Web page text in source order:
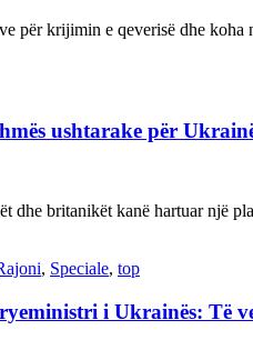
për krijimin e qeverisë dhe
ushtarake për
dhe britanikët kanë hartuar një
, Speciale, top
i Ukrainës: Të